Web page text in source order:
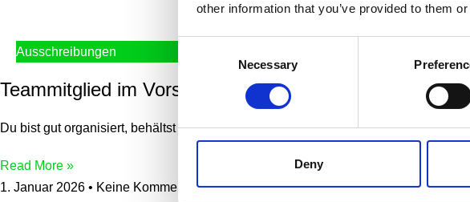
other information that you’ve provided to them
Consent
Selection
Necessary
Deny
Ausschreibungen
Teammitglied im Vorstand
Du bist gut organisiert, behältst den Überblick und möchtest einen wachsenden
Read More »
1. Januar 2026
Keine Kommentare